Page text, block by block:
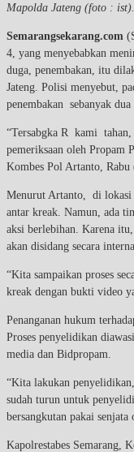
Mapolda Jateng (foto : ist).
Semarangsekarang.com
4, yang menyebabkan
duga, penembakan, itu
Jateng. Polisi menyebut,
penembakan sebanyak
“Tersabgka R kami tahan,
pemeriksaan oleh Propam
Kombes Pol Artanto, Rabu
Menurut Artanto, di lokasi
antar kreak. Namun, ada
aksi berlebihan. Karena
akan disidang secara
“Kita sampaikan proses
kreak dengan bukti video
Penanganan hukum
Proses penyelidikan
media dan Bidpropam.
“Kita lakukan
sudah turun untuk
bersangkutan pakai senjata
Kapolrestabes Semarang,